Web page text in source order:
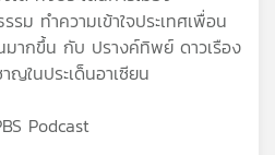
ม ทำความเข้าใจประเทศเพื่อน
ากขึ้น กับ ปรางค์ทิพย์ ดาวเรือง
ญในประเด็นอาเซียน
Podcast